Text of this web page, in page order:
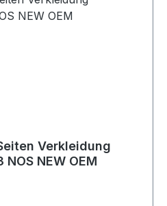
Verkleidung
NEW OEM